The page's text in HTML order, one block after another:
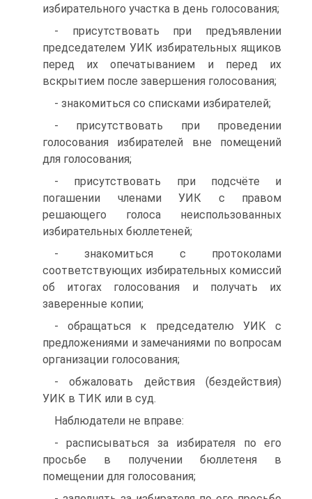
избирательного участка в день голосования;
- присутствовать при предъявлении
председателем УИК избирательных ящиков
перед их опечатыванием и перед их
вскрытием после завершения голосования;
- знакомиться со списками избирателей;
- присутствовать при проведении
голосования избирателей вне помещений
для голосования;
- присутствовать при подсчёте и
погашении членами УИК с правом
решающего голоса неиспользованных
избирательных бюллетеней;
- знакомиться с протоколами
соответствующих избирательных комиссий
об итогах голосования и получать их
заверенные копии;
- обращаться к председателю УИК с
предложениями и замечаниями по вопросам
организации голосования;
- обжаловать действия (бездействия)
УИК в ТИК или в суд.
Наблюдатели не вправе:
- расписываться за избирателя по его
просьбе в получении бюллетеня в
помещении для голосования;